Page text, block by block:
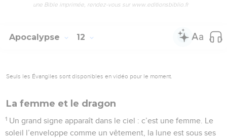
une Bible imprimée, rendez-vous sur www.editionsbiblio.fr
Apocalypse 12
Seuls les Évangiles sont disponibles en vidéo pour le moment.
La femme et le dragon
1 Un grand signe apparaît dans le ciel : c’est une femme. Le
soleil l’enveloppe comme un vêtement, la lune est sous ses